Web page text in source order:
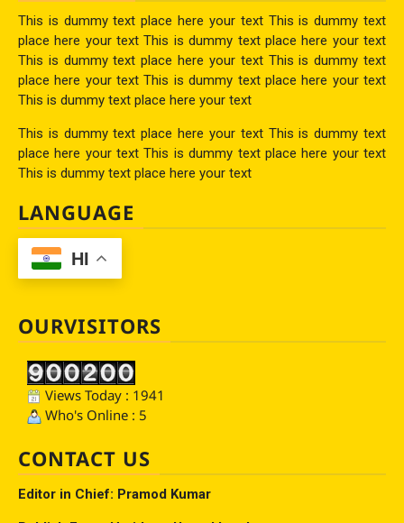
This is dummy text place here your text This is dummy text
place here your text This is dummy text place here your text
This is dummy text place here your text This is dummy text
place here your text This is dummy text place here your text
This is dummy text place here your text
This is dummy text place here your text This is dummy text
place here your text This is dummy text place here your text
This is dummy text place here your text
LANGUAGE
HI
OURVISITORS
Views Today : 1941
Who's Online : 5
CONTACT US
Editor in Chief: Pramod Kumar